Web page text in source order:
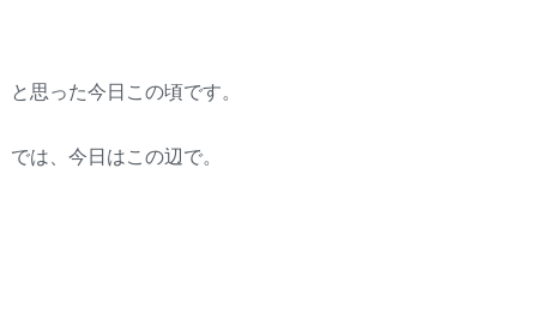
と思った今日この頃です。
では、今日はこの辺で。